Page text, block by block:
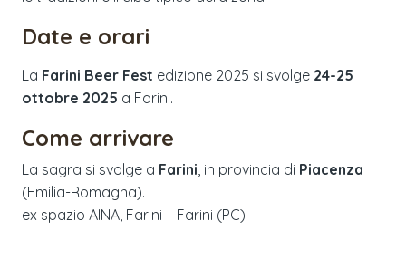
Date e orari
La Farini Beer Fest edizione 2025 si svolge 24-25
ottobre 2025 a Farini.
Come arrivare
La sagra si svolge a Farini , in provincia di Piacenza
(Emilia-Romagna).
ex spazio AINA, Farini – Farini (PC)